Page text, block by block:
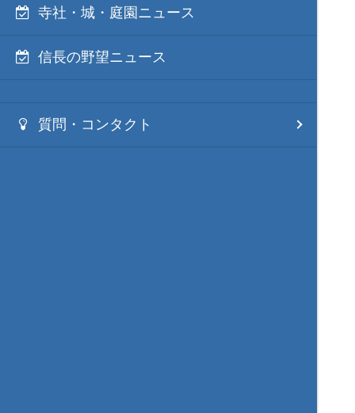
寺社・城・庭園ニュース
信長の野望ニュース
質問・コンタクト